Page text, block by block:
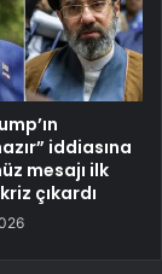
iddiasına
mesajı ilk
çıkardı